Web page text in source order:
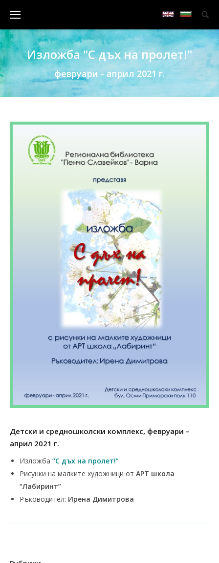
Изложба "С дъх на пролет!"
февруари - април 2021 г.
Детски и средношколски комплекс, февруари –
април 2021 г.
Изложба “С дъх на пролет!”
Рисунки на малките художници от АРТ школа
“Лабиринт”
Ръководител: Ирена Димитрова